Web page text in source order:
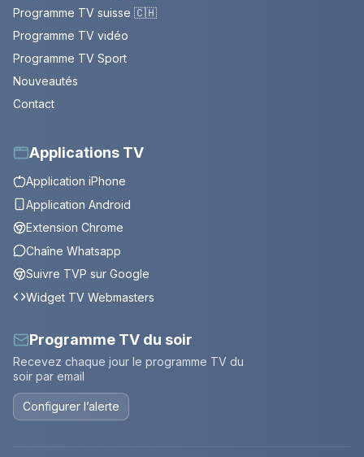
Programme TV suisse 🇨🇭
Programme TV vidéo
Programme TV Sport
Nouveautés
Contact
Applications TV
Application iPhone
Application Android
Extension Chrome
Chaîne Whatsapp
Suivre TVP sur Google
Widget TV Webmasters
Programme TV du soir
Recevez chaque jour le programme TV du
soir par email
Configurer l’alerte